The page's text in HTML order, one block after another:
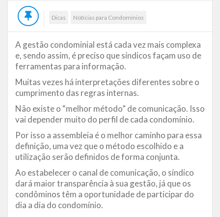
Dicas Notícias para Condomínios
A gestão condominial está cada vez mais complexa
e, sendo assim, é preciso que síndicos façam uso de
ferramentas para informação.
Muitas vezes há interpretações diferentes sobre o
cumprimento das regras internas.
Não existe o “melhor método” de comunicação. Isso
vai depender muito do perfil de cada condomínio.
Por isso a assembleia é o melhor caminho para essa
definição, uma vez que o método escolhido e a
utilização serão definidos de forma conjunta.
Ao estabelecer o canal de comunicação, o síndico
dará maior transparência à sua gestão, já que os
condôminos têm a oportunidade de participar do
dia a dia do condomínio.